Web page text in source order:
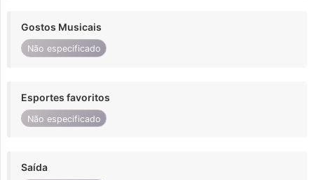
Gostos Musicais
Não especificado
Esportes favoritos
Não especificado
Saída